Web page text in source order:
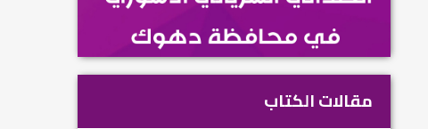
مقالات الكتاب